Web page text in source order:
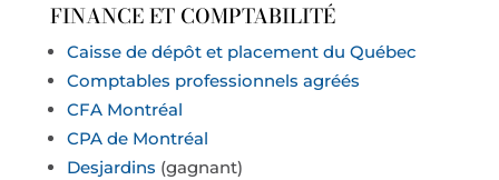
FINANCE ET COMPTABILITÉ
Caisse de dépôt et placement du Québec
Comptables professionnels agréés
CFA Montréal
CPA de Montréal
Desjardins (gagnant)